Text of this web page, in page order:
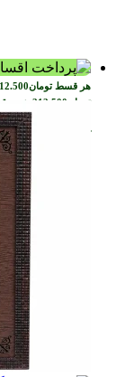
هر قسطتومان
تومان 212.500 خرید
قسطی با ترب‌پی